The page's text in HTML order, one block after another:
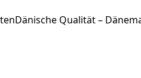
Dänische Qualität –